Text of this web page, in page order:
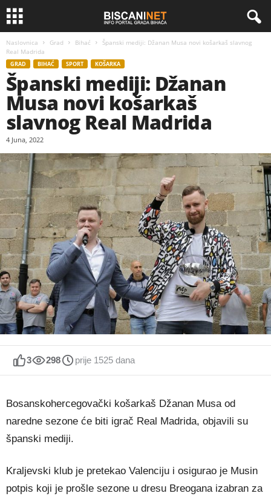
Naslovnica Grad Bihać
Španski mediji: Džanan Musa novi košarkaš slavnog
Real Madrida
GRAD BIHAĆ SPORT KOŠARKA
Španski mediji: Džanan
Musa novi košarkaš
slavnog Real Madrida
4 Juna, 2022
3 298 prije 1525 dana
Bosanskohercegovački košarkaš Džanan Musa od
naredne sezone će biti igrač Real Madrida, objavili su
španski mediji.
Kraljevski klub je pretekao Valenciju i osigurao je Musin
potpis koji je prošle sezone u dresu Breogana izabran za